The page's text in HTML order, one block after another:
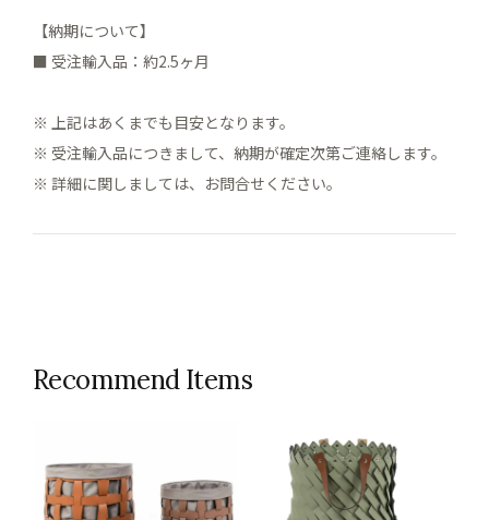
【納期について】
■ 受注輸入品：約2.5ヶ月
※ 上記はあくまでも目安となります。
※ 受注輸入品につきまして、納期が確定次第ご連絡します。
※ 詳細に関しましては、お問合せください。
Recommend Items